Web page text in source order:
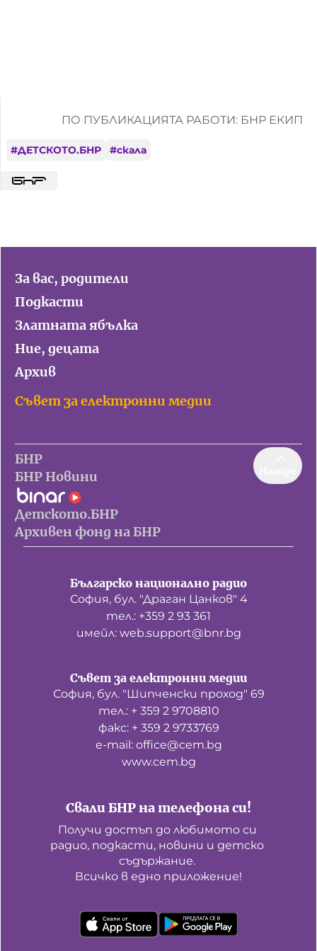
ПО ПУБЛИКАЦИЯТА РАБОТИ: БНР ЕКИП
#ДЕТСКОТО.БНР #скала
За вас, родители
Подкасти
Златната ябълка
Ние, децата
Архив
Съвет за електронни медии
БНР
БНР Новини
Детското.БНР
Архивен фонд на БНР
Българско национално радио
София, бул. "Драган Цанков" 4
тел.: +359 2 93 361
имейл: web.support@bnr.bg
Свали БНР на телефона си!
Получи достъп до любимото си
радио, подкасти, новини и детско
съдържание.
Всичко в едно приложение!
Съвет за електронни медии
София, бул. "Шипченски проход" 69
тел.: + 359 2 9708810
факс: + 359 2 9733769
е-mail: office@cem.bg
www.cem.bg